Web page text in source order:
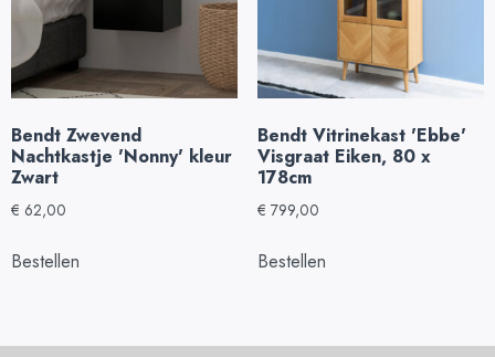
Bendt Zwevend
Nachtkastje 'Nonny' kleur
Zwart
€ 62,00
Bestellen
Bendt Vitrinekast 'Ebbe'
Visgraat Eiken, 80 x
178cm
€ 799,00
Bestellen